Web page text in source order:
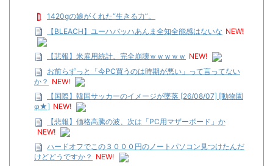
1420gの娘がくれた“生きる力”。
【BLEACH】ユーハバッハあんま全知全能感はないな NEW!
【悲報】米雇用統計、完全崩壊ｗｗｗｗｗ NEW!
お前らずっと「今PC買うのは時期が悪い」って言ってない
か？ NEW!
【国際】韓国サッカーのイメージが墜落 [26/08/07] [動物園
φ★] NEW!
【悲報】価格高騰の波、次は「PC用マザーボード」か
NEW!
ハードオフでこの３０００円のノートパソコン見つけたんだ
けどどうですか？ NEW!